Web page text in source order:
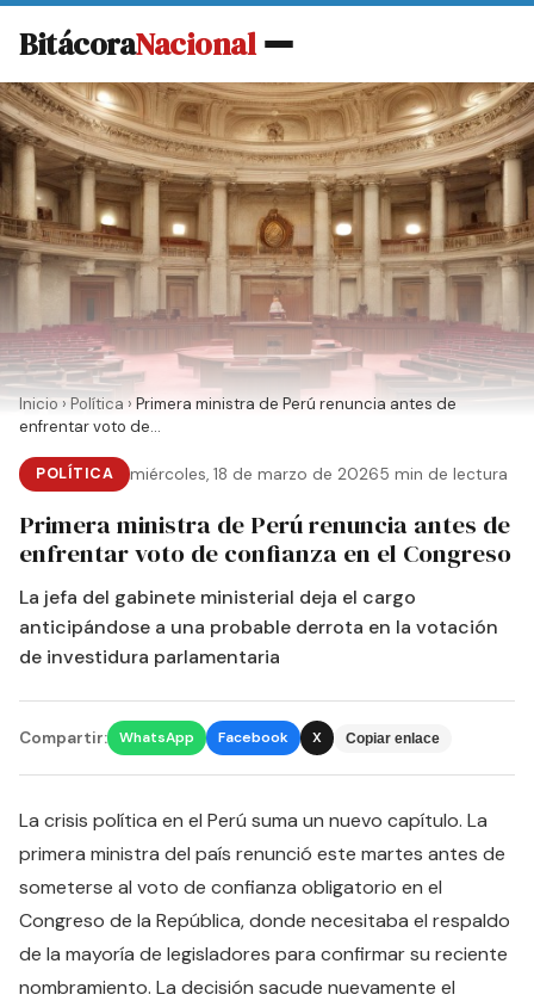
BitácoraNacional
Inicio › Política › Primera ministra de Perú renuncia antes de
enfrentar voto de...
POLÍTICA miércoles, 18 de marzo de 20265 min de lectura
Primera ministra de Perú renuncia antes de
enfrentar voto de confianza en el Congreso
La jefa del gabinete ministerial deja el cargo
anticipándose a una probable derrota en la votación
de investidura parlamentaria
Compartir: WhatsApp Facebook X Copiar enlace
La crisis política en el Perú suma un nuevo capítulo. La
primera ministra del país renunció este martes antes de
someterse al voto de confianza obligatorio en el
Congreso de la República, donde necesitaba el respaldo
de la mayoría de legisladores para confirmar su reciente
nombramiento. La decisión sacude nuevamente el